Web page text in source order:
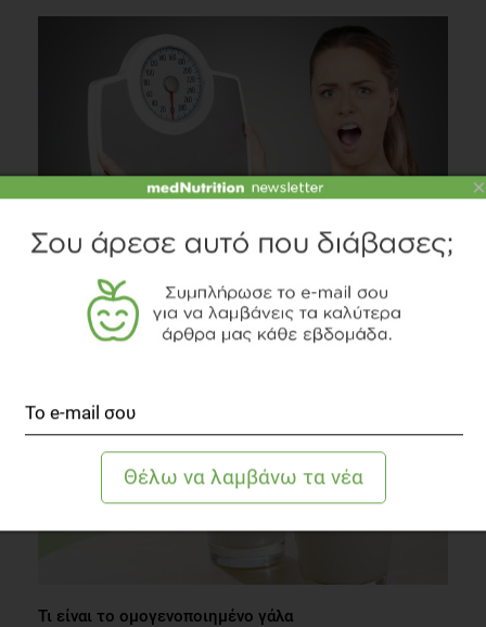
Πώς αντιδράτε αν πάρετε βάρος;
1 λεπτό να διαβαστεί
Τι είναι το ομογενοποιημένο γάλα
×